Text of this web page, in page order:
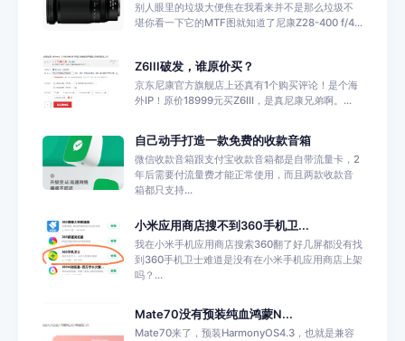
别人眼里的垃圾大便焦在我看来并不是那么垃圾不
堪你看一下它的MTF图就知道了尼康Z28-400 f/4...
Z6III破发，谁原价买？
京东尼康官方旗舰店上还真有1个购买评论！是个海
外IP！原价18999元买Z6III，是真尼康兄弟啊。...
自己动手打造一款免费的收款音箱
微信收款音箱跟支付宝收款音箱都是自带流量卡，2
年后需要付流量费才能正常使用，而且两款收款音
箱都只支持...
小米应用商店搜不到360手机卫...
我在小米手机应用商店搜索360翻了好几屏都没有找
到360手机卫士难道是没有在小米手机应用商店上架
吗？...
Mate70没有预装纯血鸿蒙N...
Mate70来了，预装HarmonyOS4.3，也就是兼容